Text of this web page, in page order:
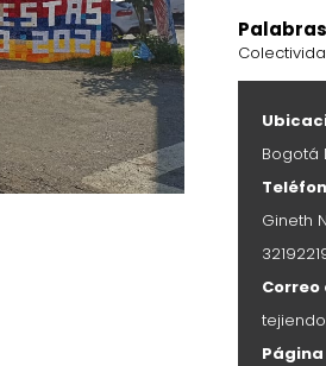
Bogotá
Gineth